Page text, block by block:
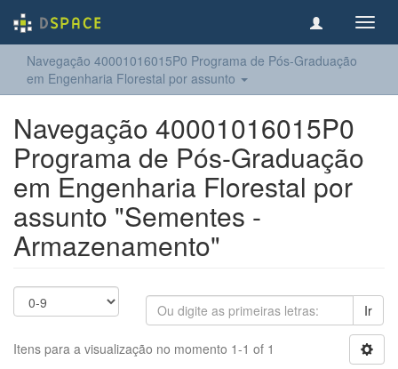
Navegação 40001016015P0 Programa de Pós-Graduação
em Engenharia Florestal por assunto
Navegação 40001016015P0
Programa de Pós-Graduação
em Engenharia Florestal por
assunto "Sementes -
Armazenamento"
Ir
Itens para a visualização no momento 1-1 of 1